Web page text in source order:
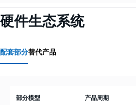
硬件生态系统
配套部分替代产品
部分模型 产品周期